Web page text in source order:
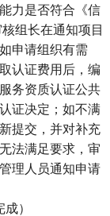
力是否符合《信
组长在通知项目
申请组织有需
认证费用后，编
务资质认证公共
证决定；如不满
提交，并对补充
法满足要求，审
理人员通知申请
）